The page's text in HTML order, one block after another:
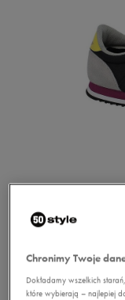
Chronimy Twoje
Dokładamy wszelkich
które wybierają – najlepiej